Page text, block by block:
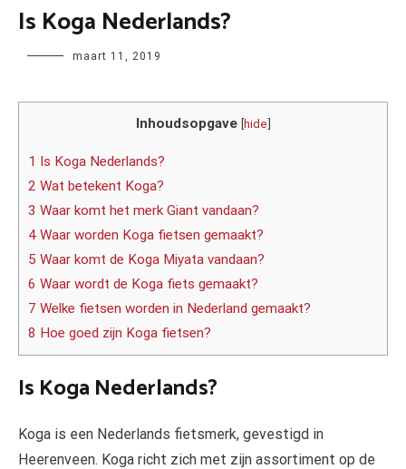
Is Koga Nederlands?
Author maart 11, 2019
Inhoudsopgave [hide]
1 Is Koga Nederlands?
2 Wat betekent Koga?
3 Waar komt het merk Giant vandaan?
4 Waar worden Koga fietsen gemaakt?
5 Waar komt de Koga Miyata vandaan?
6 Waar wordt de Koga fiets gemaakt?
7 Welke fietsen worden in Nederland gemaakt?
8 Hoe goed zijn Koga fietsen?
Is Koga Nederlands?
Koga is een Nederlands fietsmerk, gevestigd in
Heerenveen. Koga richt zich met zijn assortiment op de